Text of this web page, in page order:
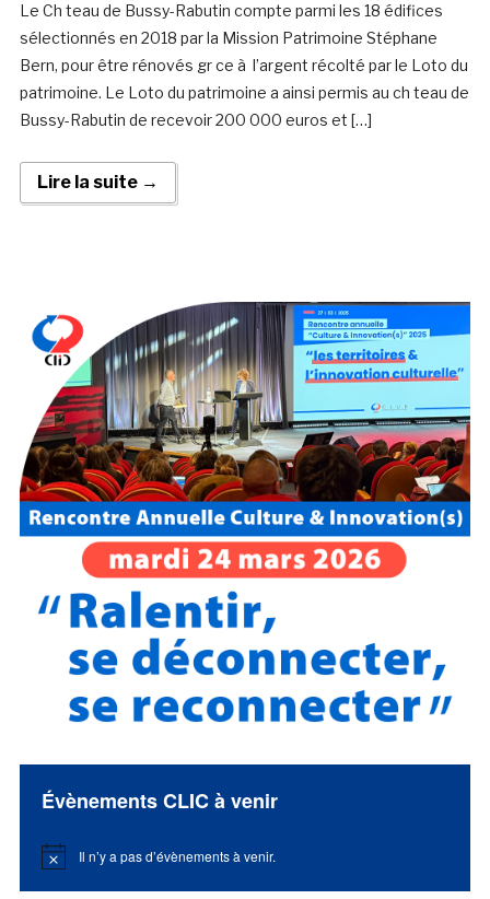
Le Ch teau de Bussy-Rabutin compte parmi les 18 édifices
sélectionnés en 2018 par la Mission Patrimoine Stéphane
Bern, pour être rénovés gr ce à l’argent récolté par le Loto du
patrimoine. Le Loto du patrimoine a ainsi permis au ch teau de
Bussy-Rabutin de recevoir 200 000 euros et […]
Lire la suite →
Évènements CLIC à venir
Notice Il n’y a pas d’évènements à venir.